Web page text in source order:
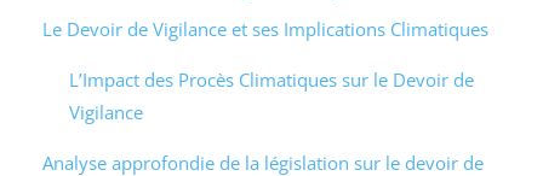
Le Devoir de Vigilance et ses Implications Climatiques
L’Impact des Procès Climatiques sur le Devoir de
Vigilance
Analyse approfondie de la législation sur le devoir de